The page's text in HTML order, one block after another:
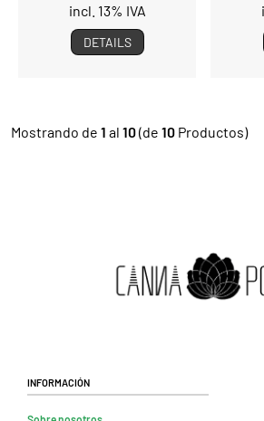
incl. 13% IVA
DETAILS
Mostrando de 1 al 10(de 10 Productos)
Información